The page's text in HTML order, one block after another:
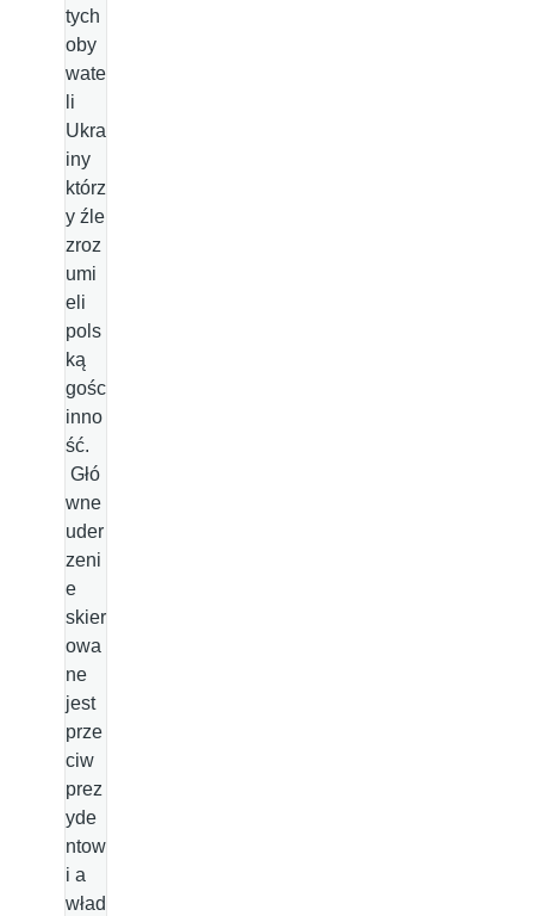
tych
oby
wate
li
Ukra
iny
którz
y źle
zroz
umi
eli
pols
ką
gośc
inno
ść.
Głó
wne
uder
zeni
e
skier
owa
ne
jest
prze
ciw
prez
yde
ntow
i a
wład